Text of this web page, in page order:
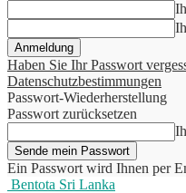
Haben Sie Ihr Passwort
Datenschutzbestimmungen
Passwort-Wiederherstellung
Passwort zurücksetzen
Ein Passwort wird Ihnen per
Bentota Sri Lanka